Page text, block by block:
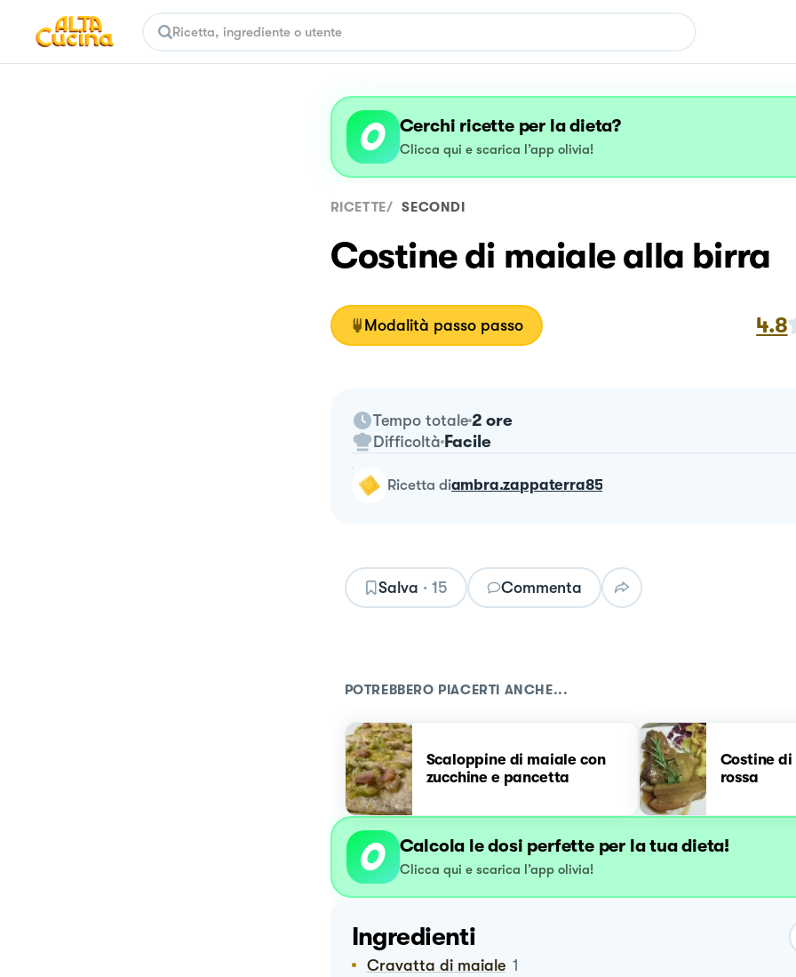
Cerchi ricette per la dieta?
Clicca qui e scarica l’app olivia!
RICETTE/ SECONDI
Costine di maiale alla birra
Modalità passo passo 4.8
Tempo totale 2 ore
Difficoltà Facile
ricetta diambra.zappaterra85
Salva · 15 Commenta
POTREBBERO PIACERTI ANCHE...
Scaloppine di maiale con
zucchine e pancetta
Costine
rossa
Calcola le dosi perfette per la tua dieta!
Clicca qui e scarica l’app olivia!
Ingredienti
Cravatta di maiale 1